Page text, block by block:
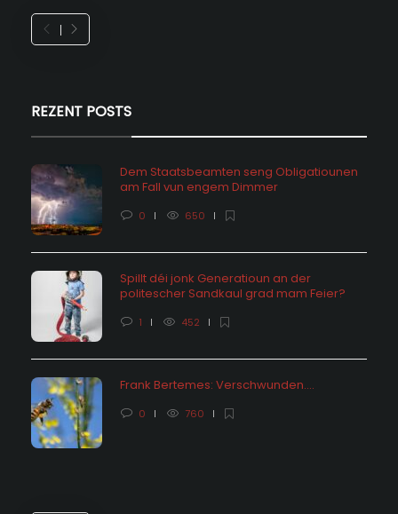
REZENT POSTS
Dem Staatsbeamten seng Obligatiounen
am Fall vun engem Dimmer
0 650
Spillt déi jonk Generatioun an der
politescher Sandkaul grad mam Feier?
1 452
Frank Bertemes: Verschwunden….
0 760